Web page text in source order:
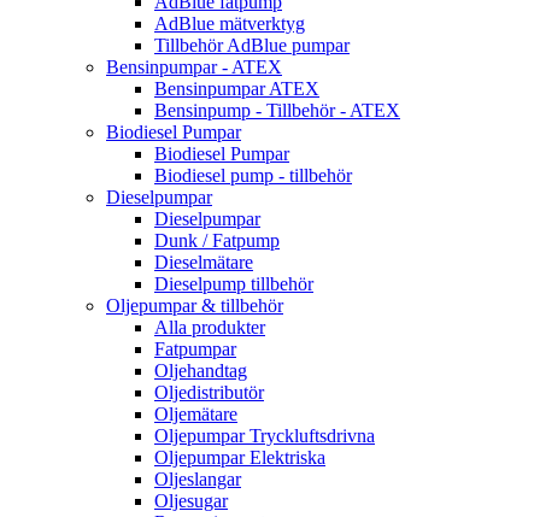
AdBlue mätverktyg
Tillbehör AdBlue pumpar
Bensinpumpar - ATEX
Bensinpumpar ATEX
Bensinpump - Tillbehör - ATEX
Biodiesel Pumpar
Biodiesel Pumpar
Biodiesel pump - tillbehör
Dieselpumpar
Dieselpumpar
Dunk / Fatpump
Dieselmätare
Dieselpump tillbehör
Oljepumpar & tillbehör
Alla produkter
Fatpumpar
Oljehandtag
Oljedistributör
Oljemätare
Oljepumpar Tryckluftsdrivna
Oljepumpar Elektriska
Oljeslangar
Oljesugar